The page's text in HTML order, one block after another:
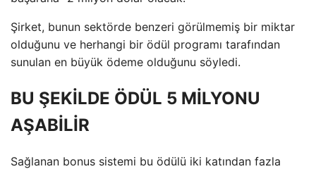
Şirket, bunun sektörde benzeri görülmemiş bir miktar
olduğunu ve herhangi bir ödül programı tarafından
sunulan en büyük ödeme olduğunu söyledi.
BU ŞEKİLDE ÖDÜL 5 MİLYONU
AŞABİLİR
Sağlanan bonus sistemi bu ödülü iki katından fazla